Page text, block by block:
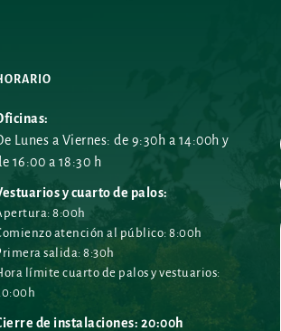
Lunes a Viernes: de 9:30h a 14:00h y
16:00 a 18:30 h
y cuarto de palos:
8:00h
atención al público: 8:00h
salida: 8:30h
límite cuarto de palos y vestuarios:
de instalaciones: 20:00h